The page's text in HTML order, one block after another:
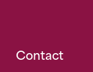
Fusszeile
Contact